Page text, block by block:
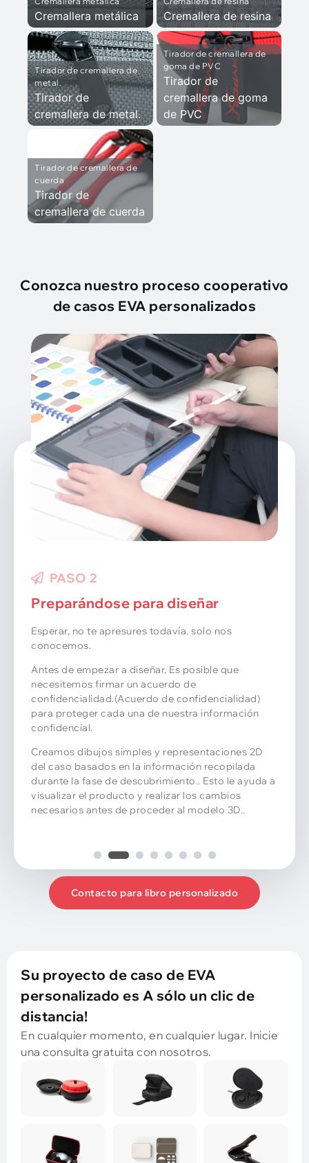
Cremallera metálica Cremallera de resina
Tirador de cremallera de
metal.
Tirador de
cremallera de metal.
Tirador de cremallera de
goma de PVC
Tirador de
cremallera de goma
de PVC
Tirador de cremallera de
cuerda
Tirador de
cremallera de cuerda
Conozca nuestro proceso cooperativo
de casos EVA personalizados
PASO 3
Presentación
Ahora supongo que es la fase en la que ambos
estamos de acuerdo en algo..
Nuestro equipo crea un modelo 3D detallado del
estuche de EVA.. Comprobando el modelo 3D.,
Puede realizar los cambios finales antes de pasar a
la fase de herramientas.
objetivo es proporcionar el diseño inicial dentro de
2 días.
Contacto para libro personalizado
Su proyecto de caso de EVA
personalizado es A sólo un clic de
distancia!
En cualquier momento, en cualquier lugar. Inicie
una consulta gratuita con nosotros.